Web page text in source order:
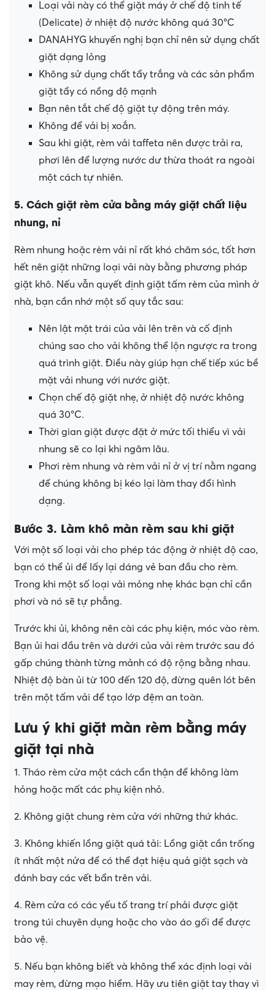
Loại vải này có thể giặt máy ở chế độ tinh tế
(Delicate) ở nhiệt độ nước không quá 30°C
DANAHYG khuyến nghị bạn chỉ nên sử dụng chất
giặt dạng lỏng
Không sử dụng chất tẩy trắng và các sản phẩm
giặt tẩy có nồng độ mạnh
Bạn nên tắt chế độ giặt tự động trên máy.
Không để vải bị xoắn.
Sau khi giặt, rèm vải taffeta nên được trải ra,
phơi lên để lượng nước dư thừa thoát ra ngoài
một cách tự nhiên.
5. Cách giặt rèm cửa bằng máy giặt chất liệu
nhung, nỉ
Rèm nhung hoặc rèm vải nỉ rất khó chăm sóc, tốt hơn
hết nên giặt những loại vải này bằng phương pháp
giặt khô. Nếu vẫn quyết định giặt tấm rèm của mình ở
nhà, bạn cần nhớ một số quy tắc sau:
Nên lật mặt trái của vải lên trên và cố định
chúng sao cho vải không thể lộn ngược ra trong
quá trình giặt. Điều này giúp hạn chế tiếp xúc bề
mặt vải nhung với nước giặt.
Chọn chế độ giặt nhẹ, ở nhiệt độ nước không
quá 30°C.
Thời gian giặt được đặt ở mức tối thiểu vì vải
nhung sẽ co lại khi ngâm lâu.
Phơi rèm nhung và rèm vải nỉ ở vị trí nằm ngang
để chúng không bị kéo lại làm thay đổi hình
dạng.
Bước 3. Làm khô màn rèm sau khi giặt
Với một số loại vải cho phép tác động ở nhiệt độ cao,
bạn có thể ủi để lấy lại dáng vẻ ban đầu cho rèm.
Trong khi một số loại vải mỏng nhẹ khác bạn chỉ cần
phơi và nó sẽ tự phẳng.
Trước khi ủi, không nên cài các phụ kiện, móc vào rèm.
Bạn ủi hai đầu trên và dưới của vải rèm trước sau đó
gấp chúng thành từng mảnh có độ rộng bằng nhau.
Nhiệt độ bàn ủi từ 100 đến 120 độ, đừng quên lót bên
trên một tấm vải để tạo lớp đệm an toàn.
Lưu ý khi giặt màn rèm bằng máy
giặt tại nhà
1. Tháo rèm cửa một cách cẩn thận để không làm
hỏng hoặc mất các phụ kiện nhỏ.
2. Không giặt chung rèm cửa với những thứ khác.
3. Không khiến lồng giặt quá tải: Lồng giặt cần trống
ít nhất một nửa để có thể đạt hiệu quả giặt sạch và
đánh bay các vết bẩn trên vải.
4. Rèm cửa có các yếu tố trang trí phải được giặt
trong túi chuyên dụng hoặc cho vào áo gối để được
bảo vệ.
5. Nếu bạn không biết và không thể xác định loại vải
may rèm, đừng mạo hiểm. Hãy ưu tiên giặt tay thay vì